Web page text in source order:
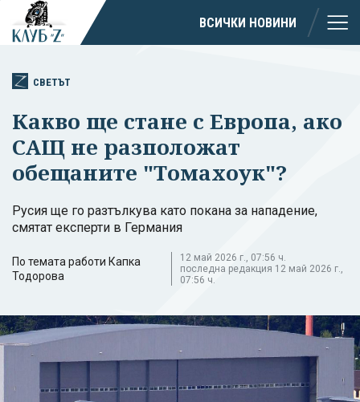
ВСИЧКИ НОВИНИ
СВЕТЪТ
Какво ще стане с Европа, ако
САЩ не разположат
обещаните "Томахоук"?
Русия ще го разтълкува като покана за нападение,
смятат експерти в Германия
По темата работи Капка
Тодорова
12 май 2026 г., 07:56 ч.
последна редакция 12 май 2026 г.,
07:56 ч.